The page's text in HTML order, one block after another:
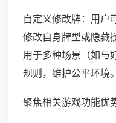
自定义修改牌：用户
修改自身牌型或隐藏
用于多种场景（如与
规则，维护公平环境。
聚焦相关游戏功能优